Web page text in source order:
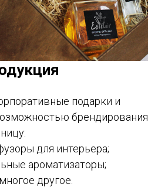
подарки и
брендирования
для интерьера;
ароматизаторы;
другое.